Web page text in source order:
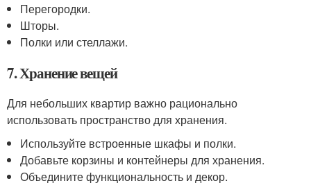
Перегородки.
Шторы.
Полки или стеллажи.
7. Хранение вещей
Для небольших квартир важно рационально
использовать пространство для хранения.
Используйте встроенные шкафы и полки.
Добавьте корзины и контейнеры для хранения.
Объедините функциональность и декор.